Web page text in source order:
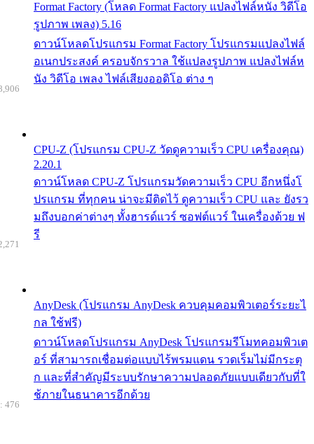
Format Factory (โหลด Format Factory แปลงไฟล์หนัง วิดีโอ
รูปภาพ เพลง) 5.16
ดาวน์โหลดโปรแกรม Format Factory โปรแกรมแปลงไฟล์
อเนกประสงค์ ครอบจักรวาล ใช้แปลงรูปภาพ แปลงไฟล์ห
นัง วิดีโอ เพลง ไฟล์เสียงออดิโอ ต่าง ๆ
CPU-Z (โปรแกรม CPU-Z วัดดูความเร็ว CPU เครื่องคุณ)
2.20.1
ดาวน์โหลด CPU-Z โปรแกรมวัดความเร็ว CPU อีกหนึ่งโ
ปรแกรม ที่ทุกคน น่าจะมีติดไว้ ดูความเร็ว CPU และ ยังรว
มถึงบอกค่าต่างๆ ทั้งฮารด์แวร์ ซอฟต์แวร์ ในเครื่องด้วย ฟ
รี
AnyDesk (โปรแกรม AnyDesk ควบคุมคอมพิวเตอร์ระยะไ
กล ใช้ฟรี)
ดาวน์โหลดโปรแกรม AnyDesk โปรแกรมรีโมทคอมพิวเต
อร์ ที่สามารถเชื่อมต่อแบบไร้พรมแดน รวดเร็มไม่มีกระตุ
ก และที่สำคัญมีระบบรักษาความปลอดภัยแบบเดียวกับที่ใ
ช้ภายในธนาคารอีกด้วย
476